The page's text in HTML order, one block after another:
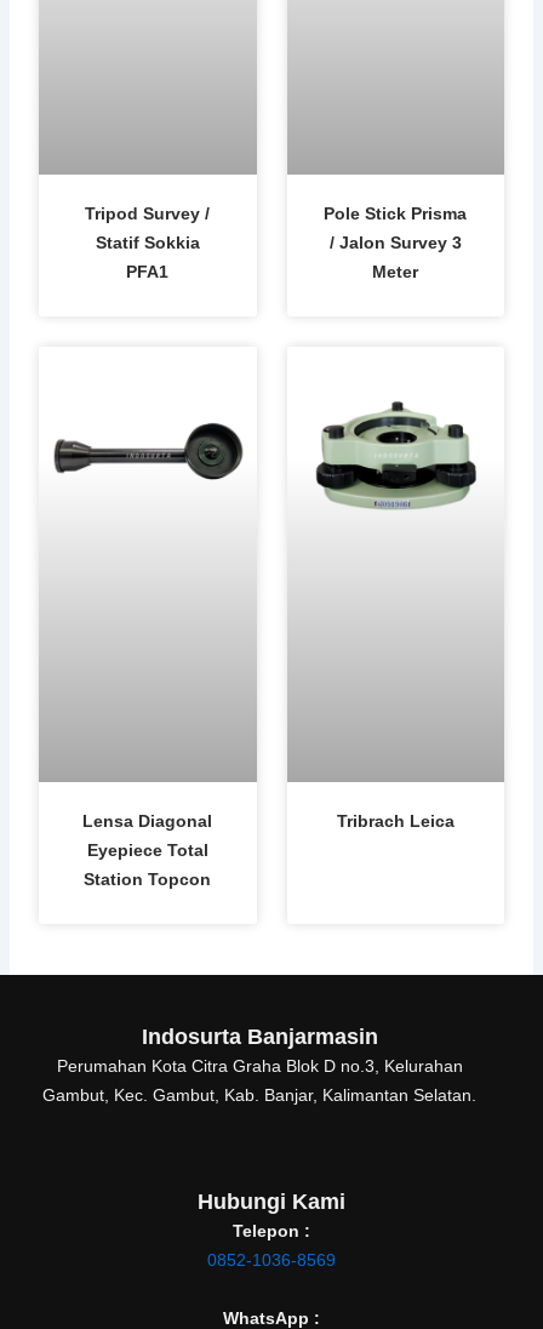
Tripod Survey /
Statif Sokkia
PFA1
Pole Stick Prisma
/ Jalon Survey 3
Meter
Lensa Diagonal
Eyepiece Total
Station Topcon
Tribrach Leica
Indosurta Banjarmasin
Perumahan Kota Citra Graha Blok D no.3, Kelurahan
Gambut, Kec. Gambut, Kab. Banjar, Kalimantan Selatan.
Hubungi Kami
Telepon :
0852-1036-8569
WhatsApp :